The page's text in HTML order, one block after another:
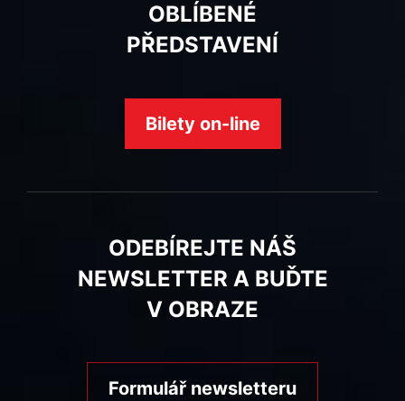
OBLÍBENÉ
PŘEDSTAVENÍ
Bilety on-line
ODEBÍREJTE NÁŠ
NEWSLETTER A BUĎTE
V OBRAZE
Formulář newsletteru